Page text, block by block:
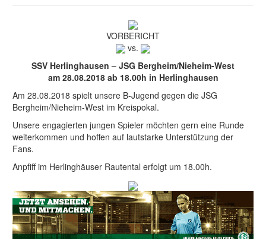
VORBERICHT
vs.
SSV Herlinghausen – JSG Bergheim/Nieheim-West
am 28.08.2018 ab 18.00h in Herlinghausen
Am 28.08.2018 spielt unsere B-Jugend gegen die JSG
Bergheim/Nieheim-West im Kreispokal.
Unsere engagierten jungen Spieler möchten gern eine Runde
weiterkommen und hoffen auf lautstarke Unterstützung der
Fans.
Anpfiff im Herlinghäuser Rautental erfolgt um 18.00h.